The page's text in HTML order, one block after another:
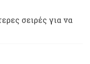
σειρές για να